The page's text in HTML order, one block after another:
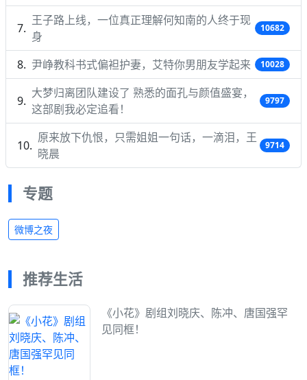
王子路上线，一位真正理解何知南的人终于现
身
10682
尹峥教科书式偏袒护妻，艾特你男朋友学起来 10028
大梦归离团队建设了 熟悉的面孔与颜值盛宴，
这部剧我必定追看！
9797
原来放下仇恨，只需姐姐一句话，一滴泪，王
晓晨
9714
专题
微博之夜
推荐生活
《小花》剧组刘晓庆、陈冲、唐国强罕
见同框！